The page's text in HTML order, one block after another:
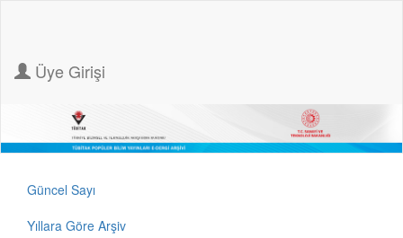
Üye Girişi
Güncel Sayı
Yıllara Göre Arşiv